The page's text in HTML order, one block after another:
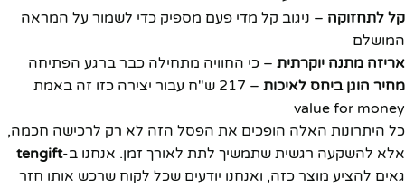
קל לתחזוקה – ניגוב קל מדי פעם מספיק כדי לשמור על המראה
המושלם
אריזה מתנה יוקרתית – כי החוויה מתחילה כבר ברגע הפתיחה
מחיר הוגן ביחס לאיכות
– 217 ש"ח עבור יצירה כזו זה באמת
value for money
כל היתרונות האלה הופכים את הפסל הזה לא רק לרכישה חכמה,
אלא להשקעה רגשית שתמשיך לתת לאורך זמן. אנחנו ב-tengift
גאים להציע מוצר כזה, ואנחנו יודעים שכל לקוח שרכש אותו חזר